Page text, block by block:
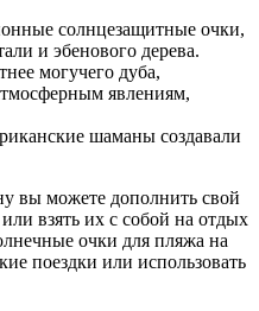
солнцезащитные очки,
и эбенового дерева.
могучего дуба,
явлениям,
шаманы создавали
вы можете дополнить свой
взять их с собой на отдых
очки для пляжа на
поездки или использовать